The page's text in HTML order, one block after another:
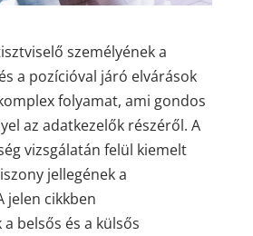
személyének a
a pozícióval járó elvárások
folyamat, ami gondos
az adatkezelők részéről. A
vizsgálatán felül kiemelt
jellegének a
jelen cikkben
belsős és a külsős